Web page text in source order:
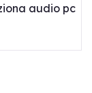
audio pc